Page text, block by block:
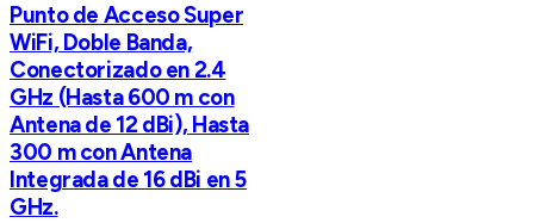
Punto de Acceso Super
WiFi, Doble Banda,
Conectorizado en 2.4
GHz (Hasta 600 m con
Antena de 12 dBi), Hasta
300 m con Antena
Integrada de 16 dBi en 5
GHz.